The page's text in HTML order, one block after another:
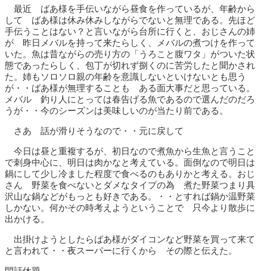
最近 ばあ様を手伝いながら昼食を作っているが、年齢から
して ばあ様は休み休みしながらでないと無理である。先ほど
手伝うことはない？と言いながら台所に行くと、おじさんの姉
が 昨日メバルを持って来たらしく、メバルの煮つけを作って
いた。魚は昔ながらの売り方の「うろこと腹ワタ」がついた状
態であったらしく、包丁が切れず捌くのに苦労したと聞かされ
た。姉もソロソロ親の年齢を意識しないといけないとも思う
が・・ばあ様が無理することも ある面大事だと思っている。
メバル 釣り人にとっては春告げる魚であるので選んだのだろ
うが・・今のシーズンは美味しいのが当たり前である。
さあ 話が滑りそうなので・・元に戻して
今日は昼と重複するが、初日なので煮魚から生魚と言うこと
で刺身中心に、明日は肉かなと考えている。面倒なので明日は
鍋にして少し冷ました程度で食べるのもありかと考える。おじ
さん 野菜を食べないとダメなタイプの為 煮た野菜つまり具
沢山な鍋などがもっとも好きである。・・とすれば鍋か温野菜
しかない。何かその時考えようということで 只今より散歩に
出かける。
出掛けようとしたらばあ様がダイコンなど野菜を買って来て
と言われて・・夜スーパーに行くから その際と伝えた。